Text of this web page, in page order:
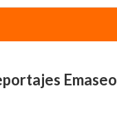
Emaseo